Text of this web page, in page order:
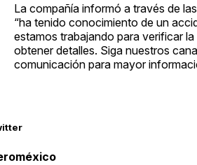
La compañía informó a través de
“ha tenido conocimiento de un
estamos trabajando para verificar
obtener detalles. Siga nuestros
comunicación para mayor